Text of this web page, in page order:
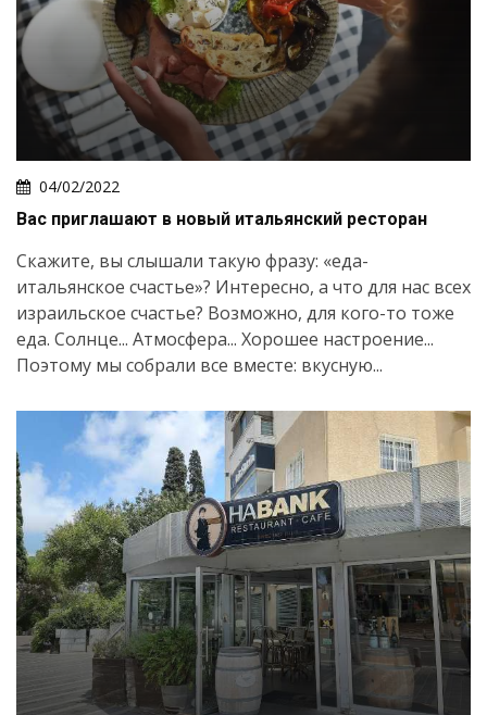
04/02/2022
Вас приглашают в новый итальянский ресторан
Скажите, вы слышали такую фразу: «еда-
итальянское счастье»? Интересно, а что для нас всех
израильское счастье? Возможно, для кого-то тоже
еда. Солнце... Атмосфера... Хорошее настроение...
Поэтому мы собрали все вместе: вкусную...